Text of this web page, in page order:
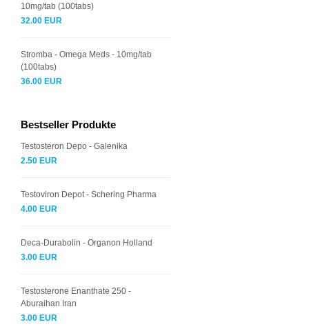
10mg/tab (100tabs)
32.00 EUR
Stromba - Omega Meds - 10mg/tab
(100tabs)
36.00 EUR
Bestseller Produkte
Testosteron Depo - Galenika
2.50 EUR
Testoviron Depot - Schering Pharma
4.00 EUR
Deca-Durabolin - Organon Holland
3.00 EUR
Testosterone Enanthate 250 -
Aburaihan Iran
3.00 EUR